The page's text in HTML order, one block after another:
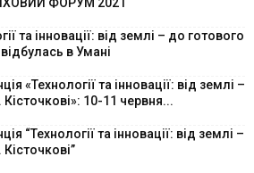
та інновації: від землі – до готового
в Умані
«Технології та інновації: від землі –
10-11 червня...
“Технології та інновації: від землі –